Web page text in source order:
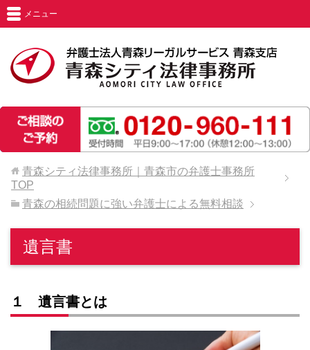
メニュー
青森シティ法律事務所｜青森市の弁護士事務所
TOP
青森の相続問題に強い弁護士による無料相談
遺言書
１ 遺言書とは